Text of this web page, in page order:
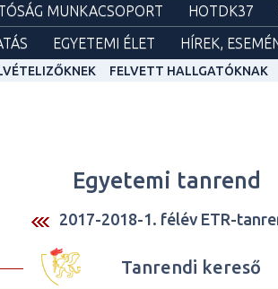
MUNKACSOPORT HOTDK37
EGYETEMI ÉLET HÍREK,
FELVETT HALLGATÓKNAK
Egyetemi tanrend
2017-2018-1. félév ETR-
Tanrendi kereső